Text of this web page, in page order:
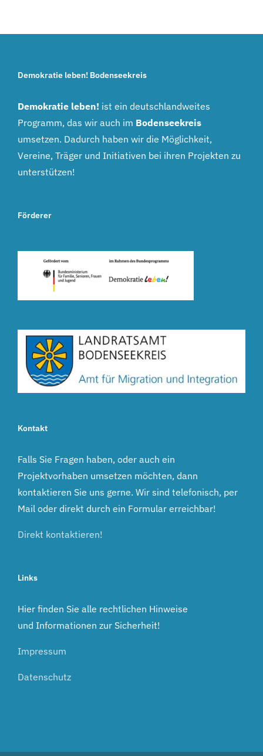
Demokratie leben! Bodenseekreis
Demokratie leben! ist ein deutschlandweites
Programm, das wir auch im Bodenseekreis
umsetzen. Dadurch haben wir die Möglichkeit,
Vereine, Träger und Initiativen bei ihren Projekten zu
unterstützen!
Förderer
Kontakt
Falls Sie Fragen haben, oder auch ein
Projektvorhaben umsetzen möchten, dann
kontaktieren Sie uns gerne. Wir sind telefonisch, per
Mail oder direkt durch ein Formular erreichbar!
Direkt kontaktieren!
Links
Hier finden Sie alle rechtlichen Hinweise
und Informationen zur Sicherheit!
Impressum
Datenschutz